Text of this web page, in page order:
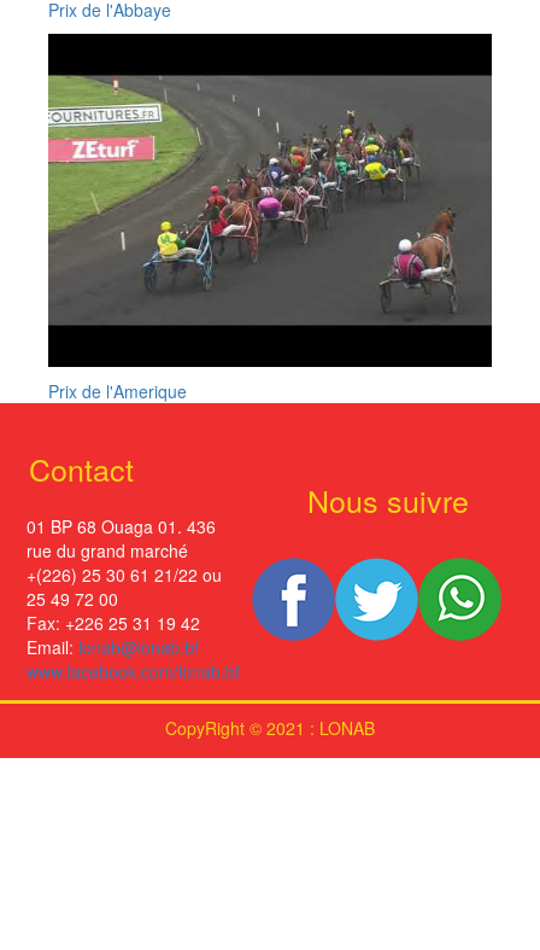
Prix de l'Abbaye
Prix de l'Amerique
Contact
01 BP 68 Ouaga 01. 436
rue du grand marché
+(226) 25 30 61 21/22 ou
25 49 72 00
Fax: +226 25 31 19 42
Email: lonab@lonab.bf
www.facebook.com/lonab.bf
Nous suivre
CopyRight © 2021 : LONAB